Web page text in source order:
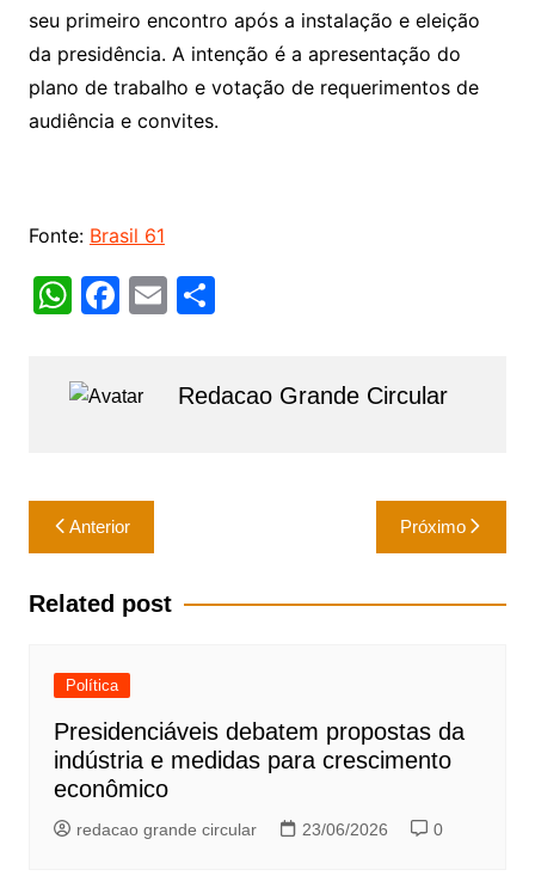
seu primeiro encontro após a instalação e eleição
da presidência. A intenção é a apresentação do
plano de trabalho e votação de requerimentos de
audiência e convites.
Fonte: Brasil 61
W
at
s
p
F
e
o
k
E S
e
Redacao Grande Circular
Navegação
de
Post
Anterior Próximo
Related post
Política
Presidenciáveis debatem propostas da
indústria e medidas para crescimento
econômico
redacao grande circular 23/06/2026 0